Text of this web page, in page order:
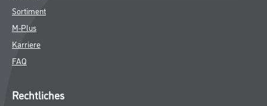
Sortiment
M-Plus
Karriere
FAQ
Rechtliches